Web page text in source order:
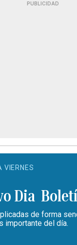
PUBLICIDAD
VIERNES
de forma
importante del día.